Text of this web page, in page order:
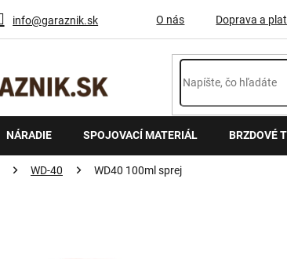
info@garaznik.sk O nás Doprava a
NÁRADIE SPOJOVACÍ MATERIÁL BRZDOVÉ
WD-40 WD40 100ml sprej